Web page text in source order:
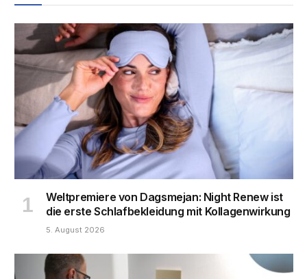
Weltpremiere von Dagsmejan: Night Renew ist
die erste Schlafbekleidung mit Kollagenwirkung
5. August 2026